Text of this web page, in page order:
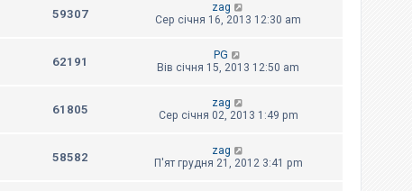
59307
zag
Сер січня 16, 2013 12:30 am
62191
PG
Вів січня 15, 2013 12:50 am
61805
zag
Сер січня 02, 2013 1:49 pm
58582
zag
П'ят грудня 21, 2012 3:41 pm